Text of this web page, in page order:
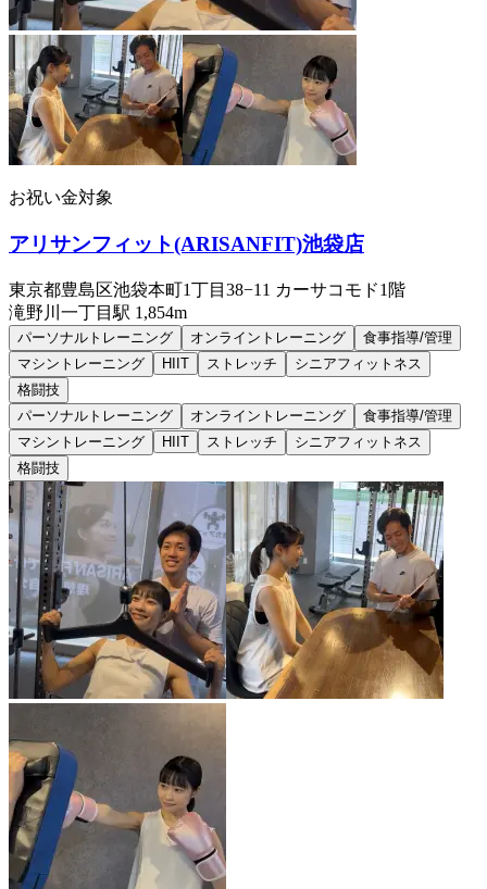
お祝い金対象
アリサンフィット(ARISANFIT)池袋店
東京都豊島区池袋本町1丁目38−11 カーサコモド1階
滝野川一丁目 駅 1,854m
パーソナルトレーニング オンライントレーニング
食事指導/管理
マシントレーニング
HIIT ストレッチ
シニアフィットネス
格闘技
パーソナルトレーニング
オンライントレーニング
食事指導/管理
マシントレーニング
HIIT ストレッチ
シニアフィットネス
格闘技